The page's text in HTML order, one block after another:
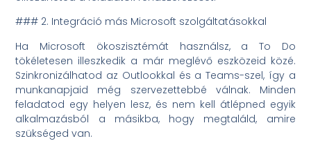
### 2. Integráció más Microsoft szolgáltatásokkal
Ha Microsoft ökoszisztémát használsz, a To Do
tökéletesen illeszkedik a már meglévő eszközeid közé.
Szinkronizálhatod az Outlookkal és a Teams-szel, így a
munkanapjaid még szervezettebbé válnak. Minden
feladatod egy helyen lesz, és nem kell átlépned egyik
alkalmazásból a másikba, hogy megtaláld, amire
szükséged van.